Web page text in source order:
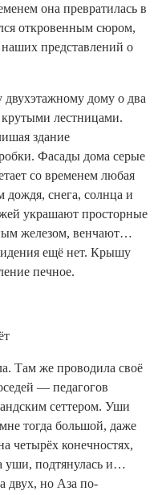
она превратилась в
откровенным сюром,
наших представлений о
дому о два
лестницами.
здание
Фасады дома серые
со временем любая
дождя, снега, солнца и
украшают просторные
железом, венчают…
ещё нет. Крышу
печное.
Там же проводила своё
— педагогов
сеттером. Уши
тогда большой, даже
четырёх конечностях,
уши, подтянулась и…
двух, но Аза по-